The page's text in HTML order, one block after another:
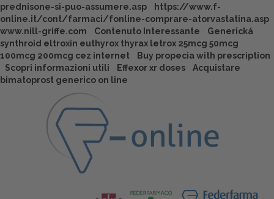
prednisone-si-puo-assumere.asp
https://www.f-
online.it/cont/farmaci/fonline-comprare-atorvastatina.asp
www.nill-griffe.com
Contenuto Interessante
Generická
synthroid eltroxin euthyrox thyrax letrox 25mcg 50mcg
100mcg 200mcg cez internet
Buy propecia with prescription
Scopri informazioni utili
Effexor xr doses
Acquistare
bimatoprost generico on line